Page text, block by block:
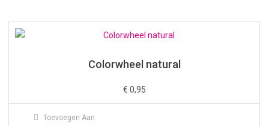
Colorwheel natural
€ 0,95
Toevoegen Aan